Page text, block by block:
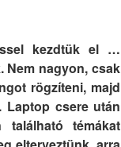
kezdtük el …
Nem nagyon, csak
rögzíteni, majd
Laptop csere után
témákat